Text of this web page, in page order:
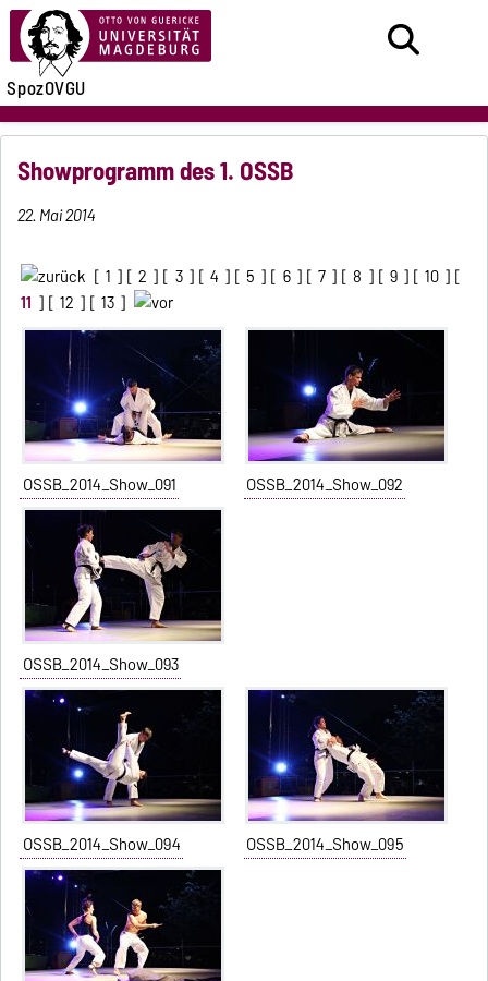
SpozOVGU
Showprogramm des 1. OSSB
22. Mai 2014
[ 1 ] [ 2 ] [ 3 ] [ 4 ] [ 5 ] [ 6 ] [ 7 ] [ 8 ] [ 9 ] [ 10 ] [
11 ] [ 12 ] [ 13 ]
OSSB_2014_Show_091 OSSB_2014_Show_092
OSSB_2014_Show_093
OSSB_2014_Show_094 OSSB_2014_Show_095